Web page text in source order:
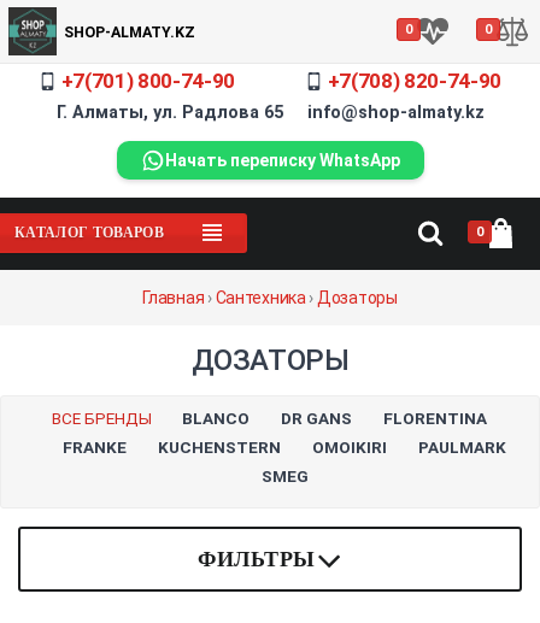
SHOP-ALMATY.KZ 0 0
+7(701) 800-74-90 +7(708) 820-74-90
Г. Алматы, ул. Радлова 65 info@shop-almaty.kz
Начать переписку WhatsApp
КАТАЛОГ ТОВАРОВ 0
Главная › Сантехника › Дозаторы
ДОЗАТОРЫ
ВСЕ БРЕНДЫ BLANCO DR GANS
FLORENTINA
FRANKE
KUCHENSTERN OMOIKIRI
PAULMARK
SMEG
ФИЛЬТРЫ